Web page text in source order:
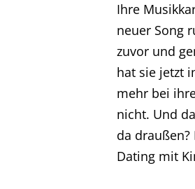
Ihre
neuer Song
zuvor und
hat sie jetzt
mehr bei
nicht. Und
da
Dating mit
Home
Presse